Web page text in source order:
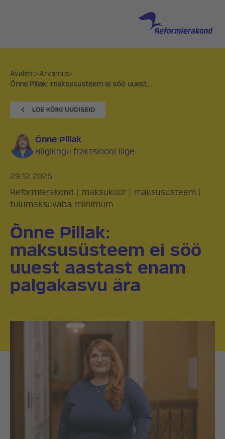
Avaleht>Arvamus>
Õnne Pillak: maksusüsteem ei söö uuest...
Õnne Pillak
Riigikogu fraktsiooni liige
29.12.2025
Reformierakond
maksuküür| maksusüsteem
tulumaksuvaba miinimum
Õnne Pillak:
maksusüsteem ei söö
uuest aastast enam
palgakasvu ära